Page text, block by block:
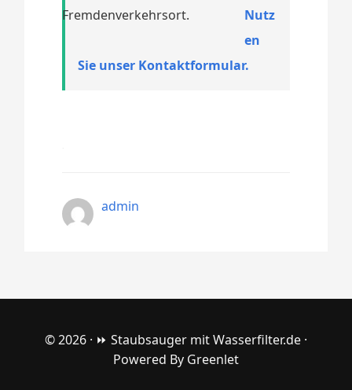
Fremdenverkehrsort.
Nutz
en
Sie unser Kontaktformular.
admin
© 2026 · ⏩ Staubsauger mit Wasserfilter.de ·
Powered By Greenlet